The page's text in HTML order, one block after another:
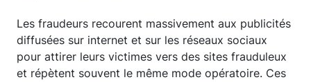
Les fraudeurs recourent massivement aux publicités
diffusées sur internet et sur les réseaux sociaux
pour attirer leurs victimes vers des sites frauduleux
et répètent souvent le même mode opératoire. Ces